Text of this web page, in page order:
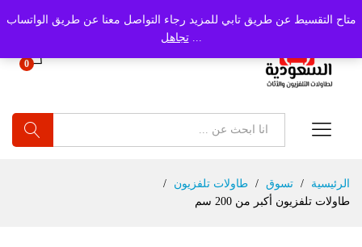
متاح التقسيط عن طريق تابي للمزيد رجاء التواصل معنا عن طريق الواتساب
...تجاهل
0
الرئيسية
/ تسوق / طاولات تلفزيون
/
طاولات تلفزيون أكبر من 200 سم